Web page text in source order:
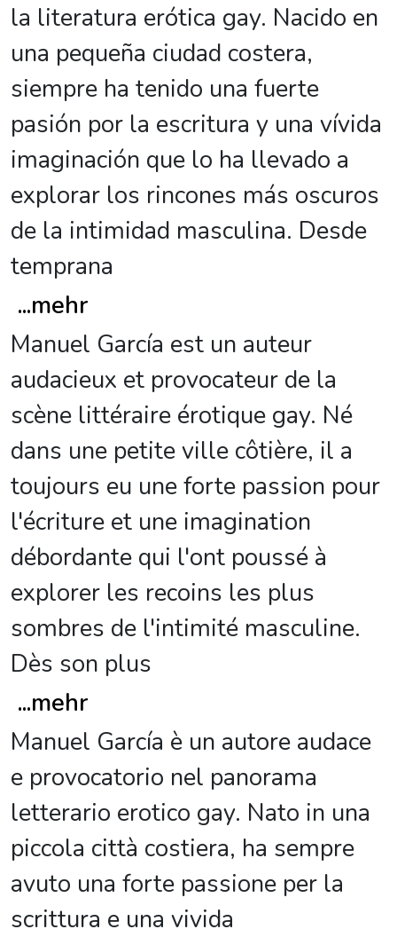
la literatura erótica gay. Nacido en
una pequeña ciudad costera,
siempre ha tenido una fuerte
pasión por la escritura y una vívida
imaginación que lo ha llevado a
explorar los rincones más oscuros
de la intimidad masculina. Desde
temprana
...mehr
Manuel García est un auteur
audacieux et provocateur de la
scène littéraire érotique gay. Né
dans une petite ville côtière, il a
toujours eu une forte passion pour
l'écriture et une imagination
débordante qui l'ont poussé à
explorer les recoins les plus
sombres de l'intimité masculine.
Dès son plus
...mehr
Manuel García è un autore audace
e provocatorio nel panorama
letterario erotico gay. Nato in una
piccola città costiera, ha sempre
avuto una forte passione per la
scrittura e una vivida